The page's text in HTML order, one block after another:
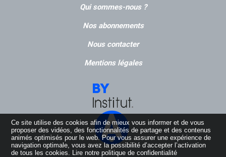
Qui sommes-nous ?
Nos abonnements
Nous contacter
Mentions légales
Ce site utilise des cookies afin de mieux vous informer et de vous
proposer des vidéos, des fonctionnalités de partage et des contenus
animés optimisés pour le web. Pour vous assurer une expérience de
navigation optimale, vous avez la possibilité d’accepter l’activation
de tous les cookies. Lire notre politique de confidentialité